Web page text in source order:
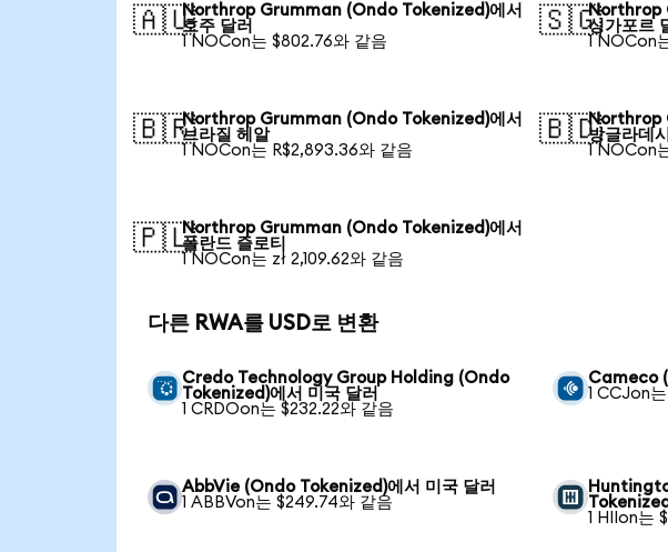
🇦🇺Northrop Grumman (Ondo Tokenized)에서
호주 달러
1 NOCon는 $802.76와 같음
🇸🇬Northrop
싱가포르
1 NOCon
🇧🇷Northrop Grumman (Ondo Tokenized)에서
브라질 헤알
1 NOCon는 R$2,893.36와 같음
🇧🇩Northrop
방글라데
1 NOCon
🇵🇱Northrop Grumman (Ondo Tokenized)에서
폴란드 즐로티
1 NOCon는 zł 2,109.62와 같음
다른 RWA를 USD로 변환
Credo Technology Group Holding (Ondo
Tokenized)에서 미국 달러
1 CRDOon는 $232.22와 같음
Cameco
1 CCJon
AbbVie (Ondo Tokenized)에서 미국 달러
1 ABBVon는 $249.74와 같음
1 HIIon는